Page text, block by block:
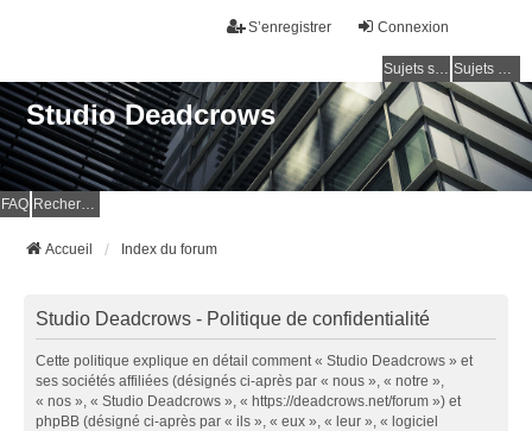
Connexion
S’enregistrer
Sujets sans réponse Sujets actifs
Studio Deadcrows
FAQ Rechercher
Accueil Index du forum
Studio Deadcrows - Politique de confidentialité
Cette politique explique en détail comment « Studio Deadcrows » et
ses sociétés affiliées (désignés ci-après par « nous », « notre »,
« nos », « Studio Deadcrows », « https://deadcrows.net/forum ») et
phpBB (désigné ci-après par « ils », « eux », « leur », « logiciel